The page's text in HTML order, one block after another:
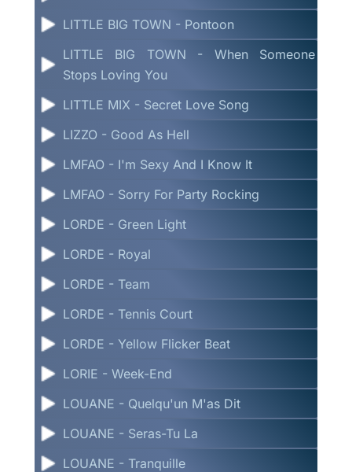
LITTLE BIG TOWN - Pontoon
LITTLE BIG TOWN - When Someone
Stops Loving You
LITTLE MIX - Secret Love Song
LIZZO - Good As Hell
LMFAO - I'm Sexy And I Know It
LMFAO - Sorry For Party Rocking
LORDE - Green Light
LORDE - Royal
LORDE - Team
LORDE - Tennis Court
LORDE - Yellow Flicker Beat
LORIE - Week-End
LOUANE - Quelqu'un M'as Dit
LOUANE - Seras-Tu La
LOUANE - Tranquille